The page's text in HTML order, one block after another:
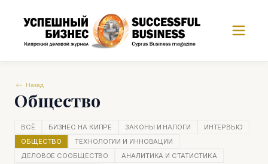
Назад
Общество
ВСЁ БИЗНЕС НА КИПРЕ ЗАКОНЫ И НАЛОГИ
ИНТЕРВЬЮ
ОБЩЕСТВО
ТЕХНОЛОГИИ И ИННОВАЦИИ
ДЕЛОВОЕ СООБЩЕСТВО
АНАЛИТИКА И СТАТИСТИКА